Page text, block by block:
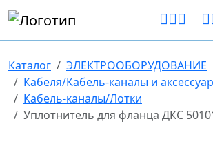
Каталог
ЭЛЕКТРООБОРУДОВАНИЕ
Кабеля/Кабель-каналы и
Кабель-каналы/Лотки
Уплотнитель для фланца ДКС